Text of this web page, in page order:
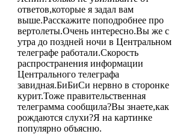
ответов,которые я задал вам
выше.Расскажите поподробнее про
вертолеты.Очень интересно.Вы же с
утра до поздней ночи в Центральном
телеграфе работали.Скорость
распространения информации
Центрального телеграфа
завидная.БиБиСи нервно в сторонке
курит.Тоже правительственная
телеграмма сообщила?Вы знаете,как
рождаются слухи?Я на картинке
популярно объясню.